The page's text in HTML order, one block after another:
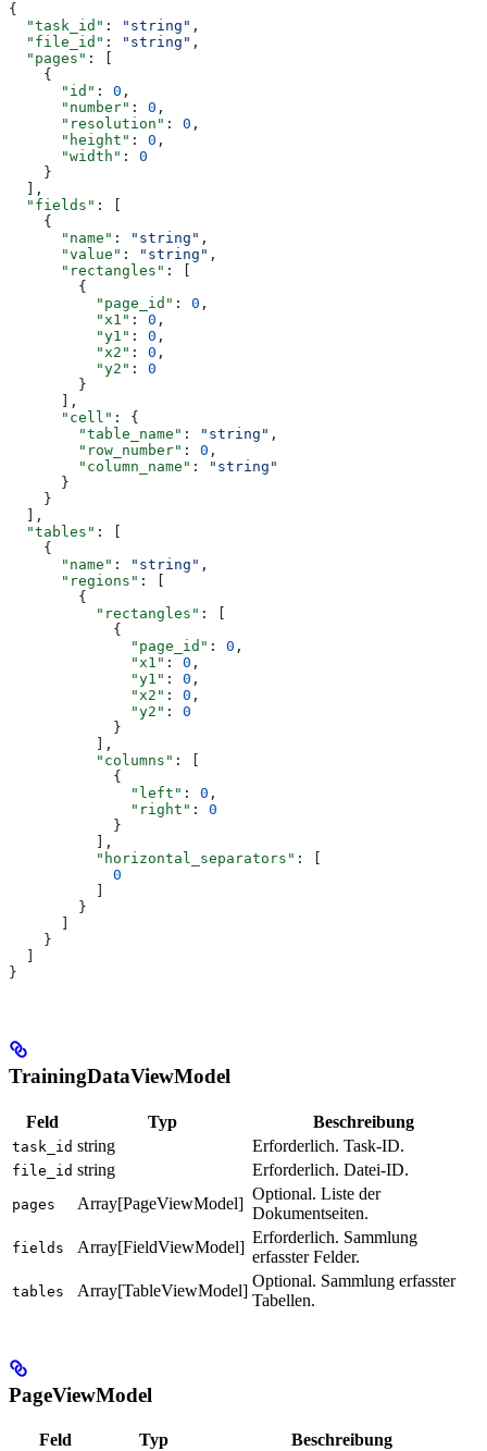
{
  "task_id"
: "string" ,
  "file_id"
: "string" ,
  "pages"
: [
    {
      "id"
: 0 ,
      "number"
: 0 ,
      "resolution"
: 0 ,
      "height"
: 0 ,
      "width"
: 0
    }
  ],
  "fields"
: [
    {
      "name"
: "string" ,
      "value"
: "string" ,
      "rectangles"
: [
        {
          "page_id"
: 0 ,
          "x1"
: 0 ,
          "y1"
: 0 ,
          "x2"
: 0 ,
          "y2"
: 0
        }
      ],
      "cell"
: {
        "table_name"
: "string" ,
        "row_number"
: 0 ,
        "column_name"
:
"string"
      }
    }
  ],
  "tables"
: [
    {
      "name"
: "string" ,
      "regions"
: [
        {
          "rectangles"
: [
            {
              "page_id"
: 0 ,
              "x1"
: 0 ,
              "y1"
: 0 ,
              "x2"
: 0 ,
              "y2"
: 0
            }
          ],
          "columns"
: [
            {
              "left"
: 0 ,
              "right"
: 0
            }
          ],
          "horizontal_separators"
: [
            0
        }
    }
}
TrainingDataViewModel
Feld Typ Beschreibung
task_id string Erforderlich. Task-ID.
file_id string Erforderlich. Datei-ID.
pages Array[PageViewModel]
Optional. Liste der
Dokumentseiten.
fields Array[FieldViewModel]
Erforderlich. Sammlung
erfasster Felder.
tables Array[TableViewModel]
Optional. Sammlung erfasster
Tabellen.
PageViewModel
Feld Typ Beschreibung